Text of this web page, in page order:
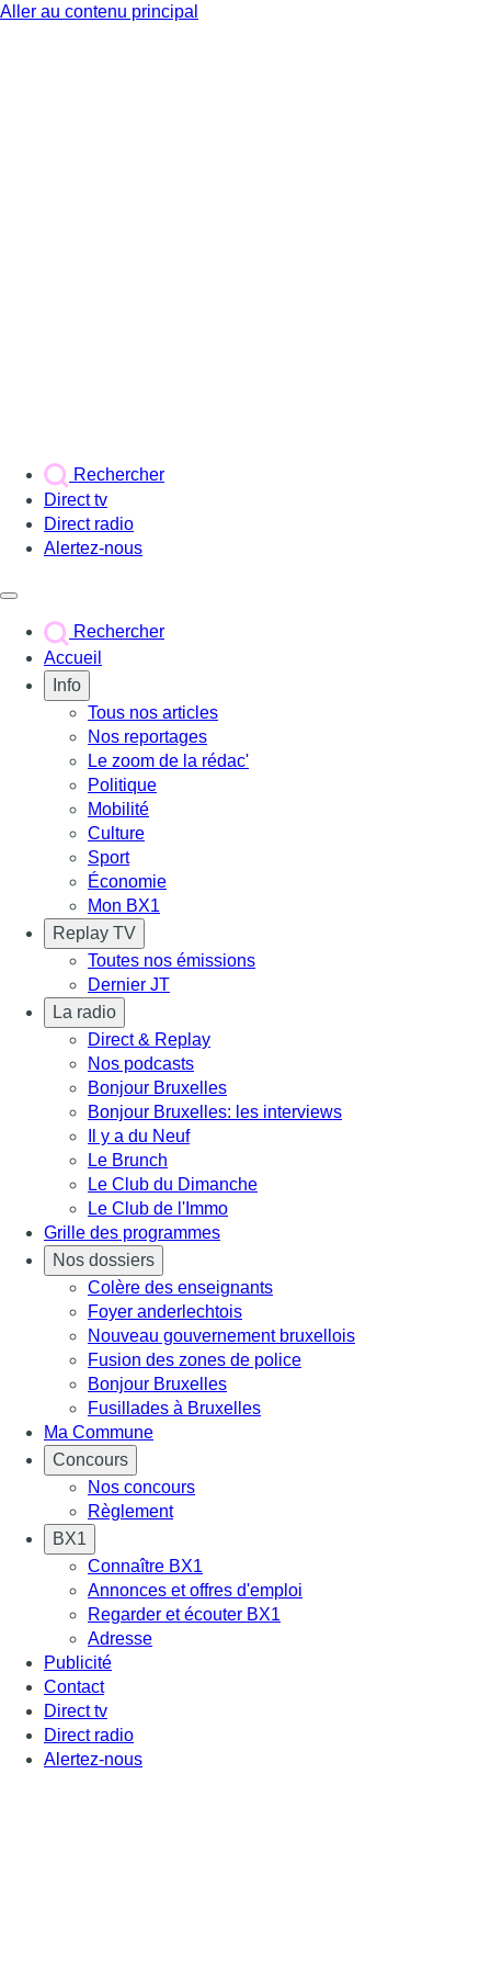
Aller au contenu principal
Rechercher
Direct tv
Direct radio
Alertez-nous
Rechercher
Accueil
Info
Tous nos articles
Nos reportages
Le zoom de la rédac'
Politique
Mobilité
Culture
Sport
Économie
Mon BX1
Replay TV
Toutes nos émissions
Dernier JT
La radio
Direct & Replay
Nos podcasts
Bonjour Bruxelles
Bonjour Bruxelles: les interviews
Il y a du Neuf
Le Brunch
Le Club du Dimanche
Le Club de l'Immo
Grille des programmes
Nos dossiers
Colère des enseignants
Foyer anderlechtois
Nouveau gouvernement bruxellois
Fusion des zones de police
Bonjour Bruxelles
Fusillades à Bruxelles
Ma Commune
Concours
Nos concours
Règlement
BX1
Connaître BX1
Annonces et offres d'emploi
Regarder et écouter BX1
Adresse
Publicité
Contact
Direct tv
Direct radio
Alertez-nous